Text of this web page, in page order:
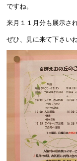
ですね。
来月１１月分も展示さ
ぜひ、見に来て下さいね